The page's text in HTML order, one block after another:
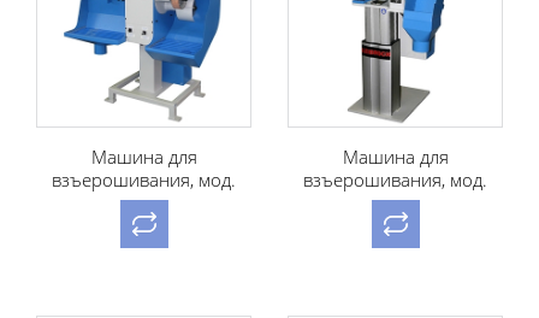
Машина для
взъерошивания, мод.
LEIBROCK RW 3 O
Машина для
взъерошивания, мод.
LEIBROCK RW2G